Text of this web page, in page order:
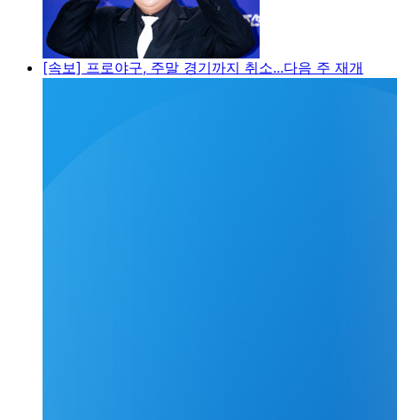
[속보] 프로야구, 주말 경기까지 취소...다음 주 재개